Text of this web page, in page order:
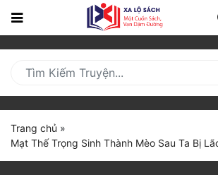
Trang
Mới
Cập
Nhật
(current)
Trang chủ »
Mạt Thế Trọng Sinh Thành Mèo Sau Ta Bị